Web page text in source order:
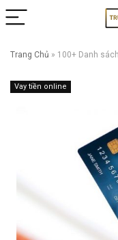
Trang Chủ » 100+ Danh
Vay tiền online